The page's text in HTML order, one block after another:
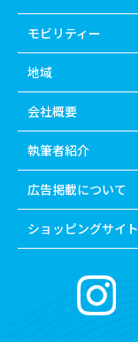
モビリティー
地域
会社概要
執筆者紹介
広告掲載について
ショッピングサイト